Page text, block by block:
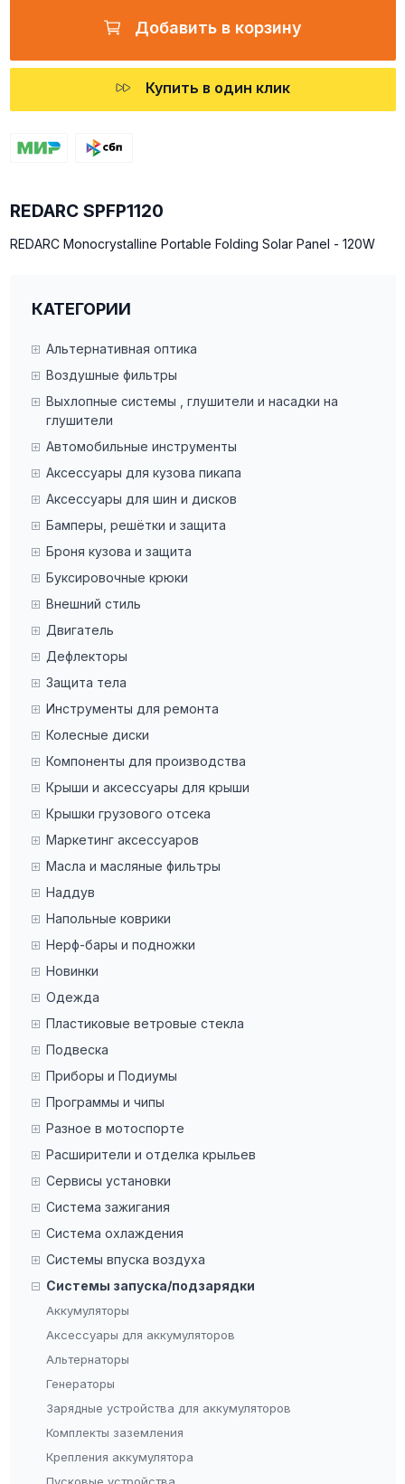
КАТЕГОРИИ
Альтернативная оптика
Воздушные фильтры
Выхлопные системы , глушители и насадки на
глушители
Автомобильные инструменты
Аксессуары для кузова пикапа
Аксессуары для шин и дисков
Бамперы, решётки и защита
Броня кузова и защита
Буксировочные крюки
Внешний стиль
Двигатель
Дефлекторы
Защита тела
Инструменты для ремонта
Колесные диски
Компоненты для производства
Крыши и аксессуары для крыши
Крышки грузового отсека
Маркетинг аксессуаров
Масла и масляные фильтры
Наддув
Напольные коврики
Нерф-бары и подножки
Новинки
Одежда
Пластиковые ветровые стекла
Подвеска
Приборы и Подиумы
Программы и чипы
Разное в мотоспорте
Расширители и отделка крыльев
Сервисы установки
Система зажигания
Система охлаждения
Системы впуска воздуха
Системы запуска/подзарядки
Аккумуляторы
Аксессуары для аккумуляторов
Альтернаторы
Генераторы
Зарядные устройства для аккумуляторов
Комплекты заземления
Крепления аккумулятора
Пусковые устройства
Добавить в корзину
Купить в один клик
REDARC SPFP1120
REDARC Monocrystalline Portable Folding Solar Panel - 120W